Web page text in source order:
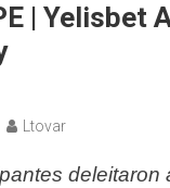
| Yelisbet
Ltovar